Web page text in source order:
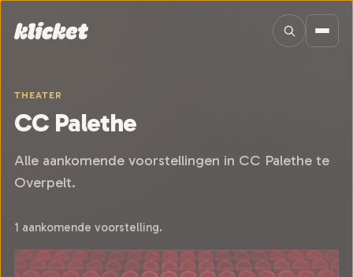
THEATER
CC Palethe
Alle aankomende voorstellingen in CC Palethe te
Overpelt.
1 aankomende voorstelling.